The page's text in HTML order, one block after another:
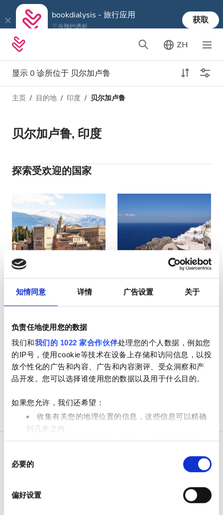
知情同意 详情 广告设置 关于
负责任地使用您的数据
我们和我们的 1022 家合作伙伴处理您的个人数据，例如您
的IP号，使用cookie等技术在设备上存储和访问信息，以投
放个性化的广告和内容、广告和内容测评、受众洞察和产
品开发。您可以选择谁使用您的数据以及用于什么目的。
如果您允许，我们还希望：
收集有关您的地理位置的信息，这些信息可以精确
到几米之内
通过主动扫描特定特征（指纹）来识别您的设备
查找有关您的个人数据如何处理的更多信息，
并设置您的首选项。您可随时从Cookie声明中更改或撤回
我们使用 Cookie 来制作贴合用户需求的内容与广告、提供
必要的
偏好设置
bookdialysis - 旅行应用
三步预约透析
获取
ZH
显示 0 诊所位于 贝尔加卢鲁
透析类型
所有透析
透析HDF
接收
HIV患者
乙型肝炎患者
EHIC
GHIC
设施
小吃
免费WiFi
电视屏幕
免费接送
距离
价格
主页 目的地 印度 贝尔加卢鲁
贝尔加卢鲁, 印度
探索受欢迎的国家
西班牙 希腊
如何运作